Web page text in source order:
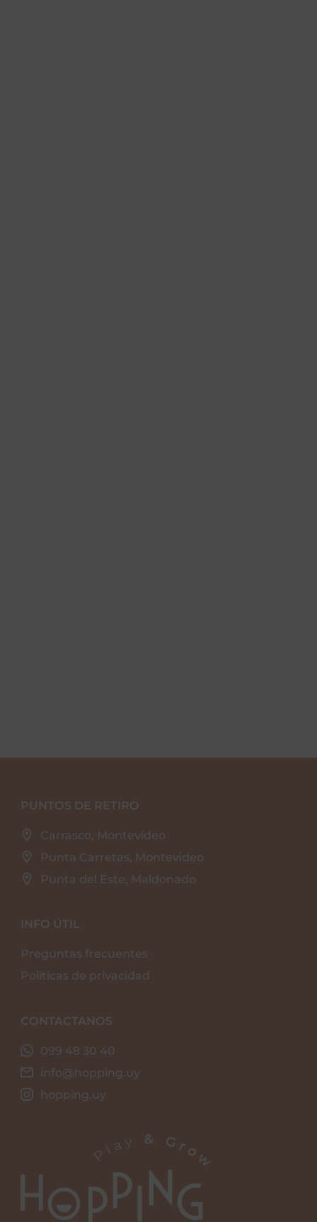
CONTACTANOS
099 48 30 40
info@hopping.uy
hopping.uy
INFO ÚTIL
Preguntas frecuentes
Políticas de privacidad
PUNTOS DE RETIRO
Carrasco, Montevideo
Punta Carretas, Montevideo
Punta del Este, Maldonado